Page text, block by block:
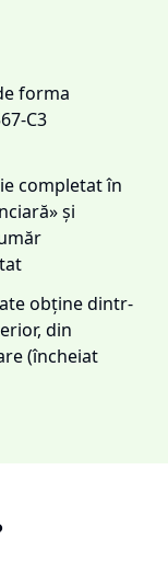
forma
C3
completat în
și
obține dintr-
din
(încheiat